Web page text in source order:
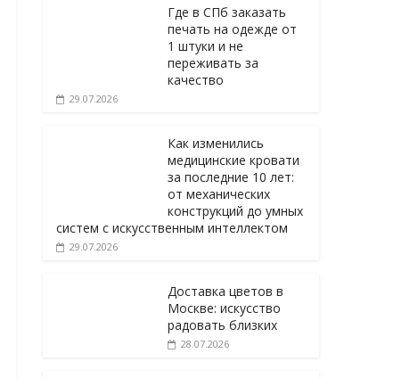
Где в СПб заказать
печать на одежде от
1 штуки и не
переживать за
качество
29.07.2026
Как изменились
медицинские кровати
за последние 10 лет:
от механических
конструкций до умных
систем с искусственным интеллектом
29.07.2026
Доставка цветов в
Москве: искусство
радовать близких
28.07.2026